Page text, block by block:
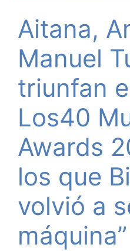
Aitana,
Manuel
triunfan
Los40
Awards
los que
volvió a
máquina”